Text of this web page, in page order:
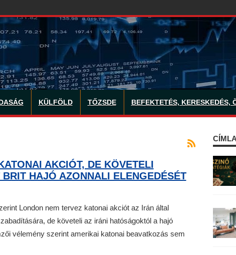
KÜLFÖLD TŐZSDE BEFEKTETÉS, KERESKEDÉS,
AKCIÓT, DE KÖVETELI
HAJÓ AZONNALI ELENGEDÉSÉT
London nem tervez katonai akciót az Irán által
de követeli az iráni hatóságoktól a hajó
vélemény szerint amerikai katonai beavatkozás sem